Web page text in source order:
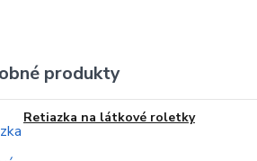
produkty
Retiazka na látkové roletky